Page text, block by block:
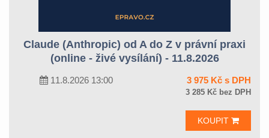
Claude (Anthropic) od A do Z v právní praxi
(online - živé vysílání) - 11.8.2026
11.8.2026 13:00 3 975 Kč s DPH
3 285 Kč bez DPH
KOUPIT